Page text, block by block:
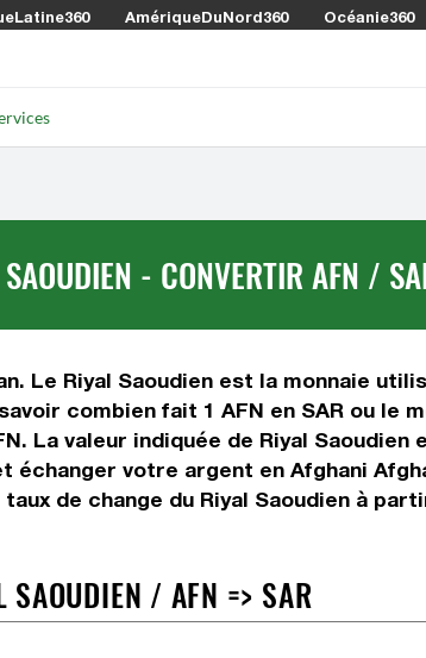
AmériqueDuNord360 Océanie360
- CONVERTIR AFN /
Le Riyal Saoudien est la monnaie
combien fait 1 AFN en SAR ou le
La valeur indiquée de Riyal
votre argent en Afghani
de change du Riyal Saoudien à
SAOUDIEN / AFN => SAR